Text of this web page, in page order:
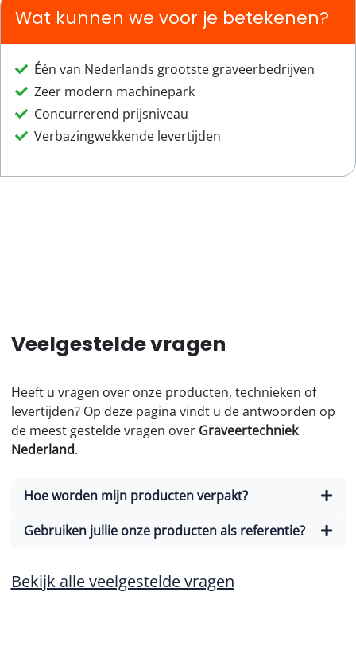
Wat kunnen we voor je betekenen?
Één van Nederlands grootste graveerbedrijven
Zeer modern machinepark
Concurrerend prijsniveau
Verbazingwekkende levertijden
Veelgestelde vragen
Heeft u vragen over onze producten, technieken of
levertijden? Op deze pagina vindt u de antwoorden op
de meest gestelde vragen over Graveertechniek
Nederland.
Hoe worden mijn producten verpakt?
Gebruiken jullie onze producten als referentie?
Bekijk alle veelgestelde vragen